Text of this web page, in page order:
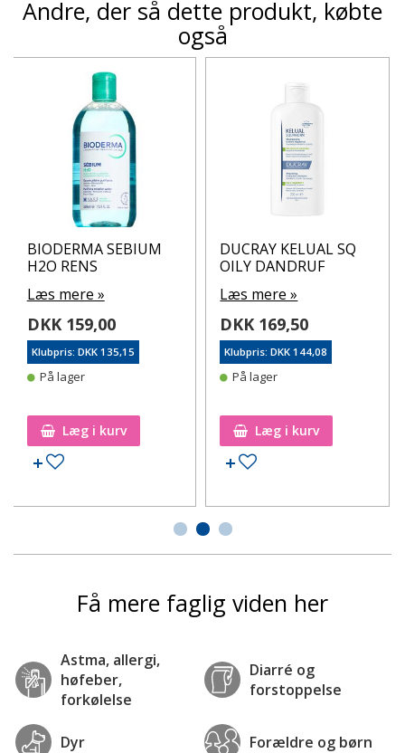
Andre, der så dette produkt, købte
også
BIODERMA SEBIUM
H2O RENS
Læs mere »
DKK 159,00
Klubpris: DKK 135,15
På lager
Læg i kurv
Tilføj til ønskeseddel
DUCRAY KELUAL SQ
OILY DANDRUF
Læs mere »
DKK 169,50
Klubpris: DKK 144,08
På lager
Læg i kurv
Tilføj til ønskeseddel
Få mere faglig viden her
Astma, allergi,
høfeber,
forkølelse
Diarré og
forstoppelse
Dyr Forældre og børn